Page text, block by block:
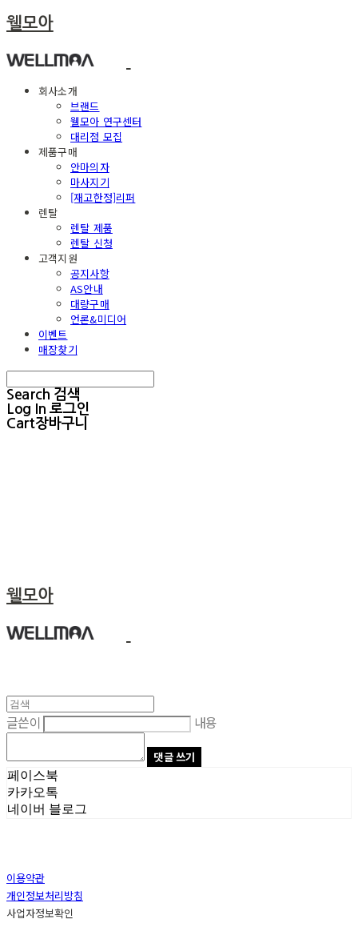
웰모아
회사소개
브랜드
웰모아 연구센터
대리점 모집
제품구매
안마의자
마사지기
[재고한정]리퍼
렌탈
렌탈 제품
렌탈 신청
고객지원
공지사항
AS안내
대량구매
언론&미디어
이벤트
매장찾기
Search 검색
Log In 로그인
Cart장바구니
웰모아
글쓴이 내용
댓글 쓰기
페이스북
카카오톡
네이버 블로그
이용약관
개인정보처리방침
사업자정보확인